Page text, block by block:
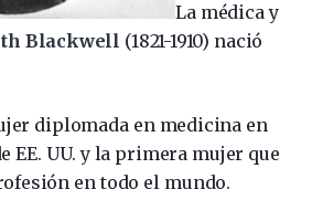
La médica y
Blackwell (1821-1910) nació
diplomada en medicina en
EE. UU. y la primera mujer que
en todo el mundo.